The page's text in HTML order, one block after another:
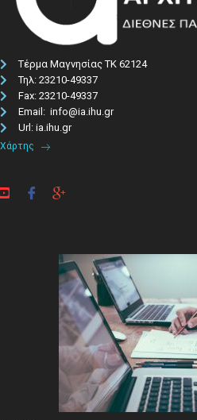
Τέρμα Μαγνησίας ΤΚ 62124
Τηλ: 23210-49337​
Fax: 23210-49337
Email: info@ia.ihu.gr
Url: ia.ihu.gr
Χάρτης